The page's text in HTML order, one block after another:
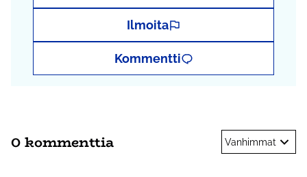
Ilmoita
Kommentti
0 kommenttia Vanhimmat